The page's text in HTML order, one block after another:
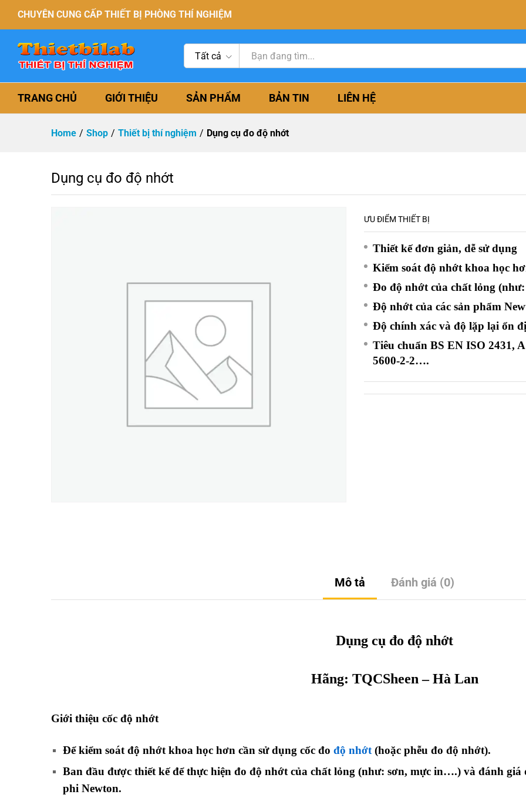
CHUYÊN CUNG CẤP THIẾT BỊ PHÒNG THÍ NGHIỆM
Tất cả
TRANG CHỦ GIỚI THIỆU SẢN PHẨM BẢN TIN LIÊN HỆ
Home / Shop / Thiết bị thí nghiệm / Dụng cụ đo độ nhớt
Dụng cụ đo độ nhớt
ƯU ĐIỂM THIẾT BỊ
Thiết kế đơn giản, dễ sử dụng
Kiểm soát độ nhớt khoa học
Đo độ nhớt của chất lỏng
Độ nhớt của các sản phẩm
Độ chính xác và độ lặp lại ổn
Tiêu chuẩn BS EN ISO 2431,
5600-2-2….
Mô tả Đánh giá (0)
Dụng cụ đo độ nhớt
Hãng: TQCSheen– Hà Lan
Giới thiệu cốc độ nhớt
Để kiểm soát độ nhớt khoa học hơn cần sử dụng cốc đo độ nhớt(hoặc phễu đo độ nhớt).
Ban đầu được thiết kế để thực hiện đo độ nhớt của chất lỏng (như: sơn, mực in….) và đánh giá
phi Newton.